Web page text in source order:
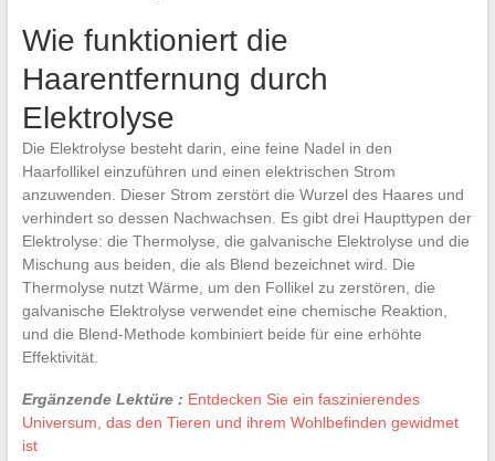
Wie funktioniert die
Haarentfernung durch
Elektrolyse
Die Elektrolyse besteht darin, eine feine Nadel in den
Haarfollikel einzuführen und einen elektrischen Strom
anzuwenden. Dieser Strom zerstört die Wurzel des Haares und
verhindert so dessen Nachwachsen. Es gibt drei Haupttypen der
Elektrolyse: die Thermolyse, die galvanische Elektrolyse und die
Mischung aus beiden, die als Blend bezeichnet wird. Die
Thermolyse nutzt Wärme, um den Follikel zu zerstören, die
galvanische Elektrolyse verwendet eine chemische Reaktion,
und die Blend-Methode kombiniert beide für eine erhöhte
Effektivität.
Ergänzende Lektüre : Entdecken Sie ein faszinierendes
Universum, das den Tieren und ihrem Wohlbefinden gewidmet
ist